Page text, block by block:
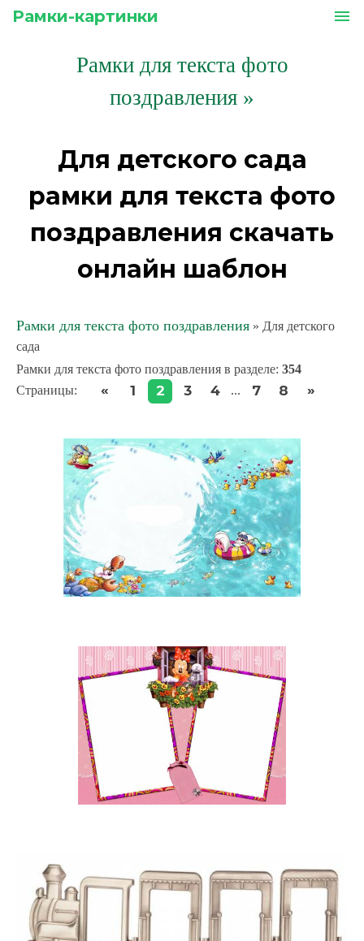
Рамки-картинки menu
Рамки для текста фото
поздравления »
Для детского сада
рамки для текста фото
поздравления скачать
онлайн шаблон
Рамки для текста фото поздравления » Для детского
сада
Рамки для текста фото поздравления в разделе: 354
Страницы: « 1 2 3 4 ... 7 8 »